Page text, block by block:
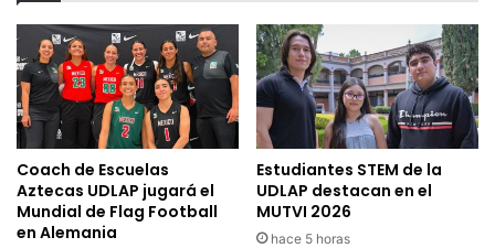
Coach de Escuelas
Aztecas UDLAP jugará el
Mundial de Flag Football
en Alemania
Estudiantes STEM de la
UDLAP destacan en el
MUTVI 2026
hace 5 horas